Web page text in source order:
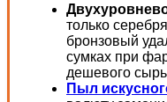
только
бронзовый
сумках при
дешевого
Пыл